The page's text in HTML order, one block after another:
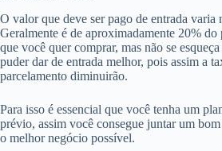
O valor que deve ser pago de entrada varia
Geralmente é de aproximadamente 20%
que você quer comprar, mas não se
puder dar de entrada melhor, pois assim a
parcelamento diminuirão.
Para isso é essencial que você tenha um
prévio, assim você consegue juntar um
o melhor negócio possível.